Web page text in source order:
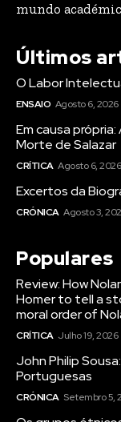
mundo
Últimos
O Labor
ENSAIO Agosto 6, 2026
Em causa
Morte de Salazar
CRÍTICA Agosto 6, 2026
Excertos da
CRÓNICA Agosto 3,
Populares
Review: How
Homer to tell a
moral order of
CRÍTICA Julho 19, 2026
John Philip
Portuguesas
CRÓNICA Setembro 5,